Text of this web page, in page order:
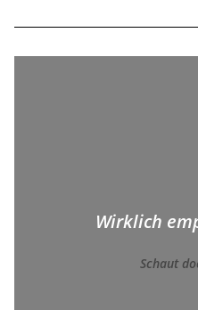
Wirklich
Schaut